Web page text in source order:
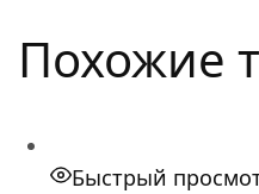
Похожие
Быстрый